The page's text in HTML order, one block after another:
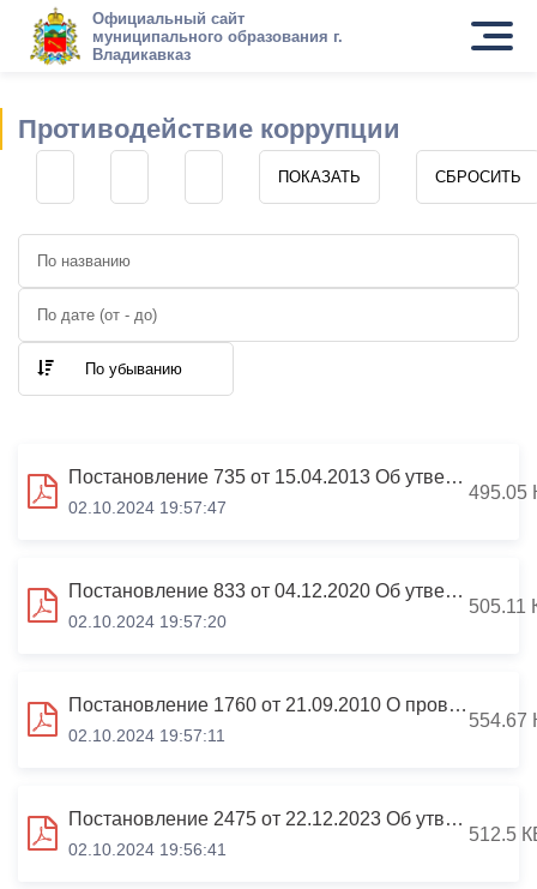
Официальный сайт
муниципального образования г.
Владикавказ
Противодействие коррупции
По убыванию
Постановление 735 от 15.04.2013 Об утверждении Правил проверки достоверности и полноты сведений о доходах
02.10.2024 19:57:47
495.05
Постановление 833 от 04.12.2020 Об утверждении Порядка рассмотрения вопросов правоприменительной практики
02.10.2024 19:57:20
505.11
Постановление 1760 от 21.09.2010 О проверке достоверности и полноты сведений, представляемых муниципальными служащими
02.10.2024 19:57:11
554.67
Постановление 2475 от 22.12.2023 Об утверждении порядка уведомления о намерении выполнять иную оплачиваемую работу
02.10.2024 19:56:41
512.5